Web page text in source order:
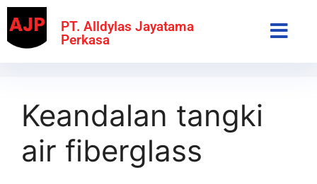
PT. Alldylas Jayatama
Perkasa
Keandalan tangki
air fiberglass